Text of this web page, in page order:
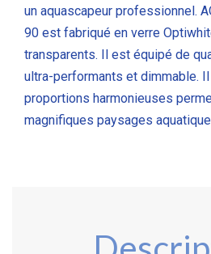
un aquascapeur professionnel.
90 est fabriqué en verre
transparents. Il est équipé de
ultra-performants et dimmable.
proportions harmonieuses
magnifiques paysages